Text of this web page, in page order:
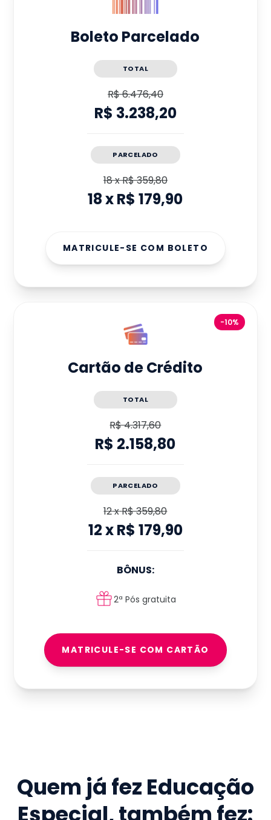
Boleto Parcelado
TOTAL
R$ 6.476,40
R$ 3.238,20
PARCELADO
18xR$ 359,80
18xR$ 179,90
MATRICULE-SE COM BOLETO
-10%
Cartão de Crédito
TOTAL
R$ 4.317,60
R$ 2.158,80
PARCELADO
12xR$ 359,80
12xR$ 179,90
BÔNUS:
2ª Pós gratuita
MATRICULE-SE COM CARTÃO
Quem já fez Educação